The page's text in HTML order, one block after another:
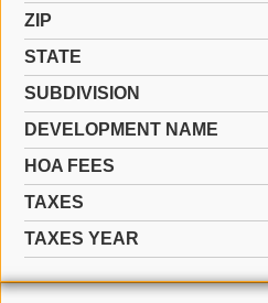
ZIP
STATE
SUBDIVISION
DEVELOPMENT NAME
HOA FEES
TAXES
TAXES YEAR